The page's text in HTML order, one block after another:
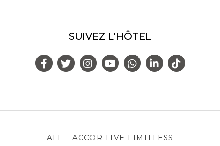
SUIVEZ L'HÔTEL
ALL - ACCOR LIVE LIMITLESS